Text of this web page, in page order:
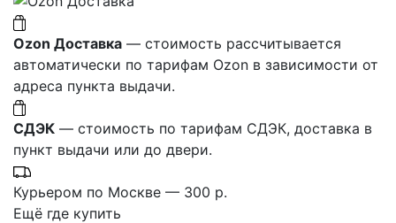
Ozon Доставка — стоимость рассчитывается
автоматически по тарифам Ozon в зависимости от
адреса пункта выдачи.
СДЭК — стоимость по тарифам СДЭК, доставка в
пункт выдачи или до двери.
Курьером по Москве — 300 р.
Ещё где купить